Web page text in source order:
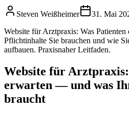
Steven Weißheimer 31. Mai
Website für Arztpraxis: Was
Pflichtinhalte Sie brauchen und wie
aufbauen. Praxisnaher Leitfaden.
Website für
erwarten — und was
braucht